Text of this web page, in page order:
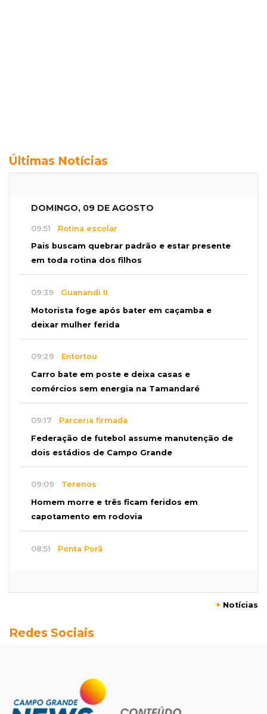
Últimas Notícias
DOMINGO, 09 DE AGOSTO
09:51 Rotina escolar
Pais buscam quebrar padrão e estar presente
em toda rotina dos filhos
09:39 Guanandi II
Motorista foge após bater em caçamba e
deixar mulher ferida
09:29 Entortou
Carro bate em poste e deixa casas e
comércios sem energia na Tamandaré
09:17 Parceria firmada
Federação de futebol assume manutenção de
dois estádios de Campo Grande
09:09 Terenos
Homem morre e três ficam feridos em
capotamento em rodovia
08:51 Ponta Porã
Após briga, casa pega fogo duas vezes em
Agendão de partidas
Rodada do Brasileirão tem 6 jogos neste
domingo de Dia dos Pais
+ Notícias
Redes Sociais